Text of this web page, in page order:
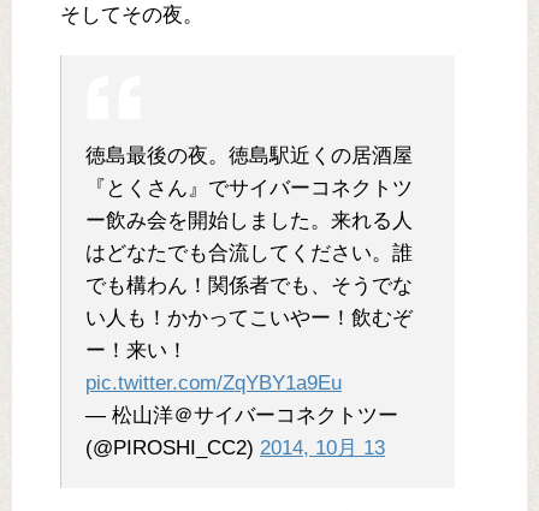
そしてその夜。
徳島最後の夜。徳島駅近くの居酒屋
『とくさん』でサイバーコネクトツ
ー飲み会を開始しました。来れる人
はどなたでも合流してください。誰
でも構わん！関係者でも、そうでな
い人も！かかってこいやー！飲むぞ
ー！来い！
pic.twitter.com/ZqYBY1a9Eu
— 松山洋＠サイバーコネクトツー
(@PIROSHI_CC2) 2014, 10月 13